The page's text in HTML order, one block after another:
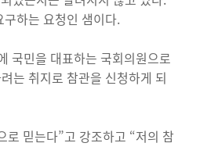
하는 요청인 샘이다.
국민을 대표하는 국회의원으로
는 취지로 참관을 신청하게 되
믿는다”고 강조하고 “저의 참